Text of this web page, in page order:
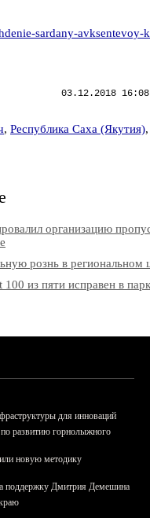
sardany-avksentevoy-
03.12.2018
, Республика Саха (Якутия)
организацию
рознь в региональном
из пяти исправен в
для инноваций
развитию горнолыжного
новую методику
поддержку Дмитрия Демешина